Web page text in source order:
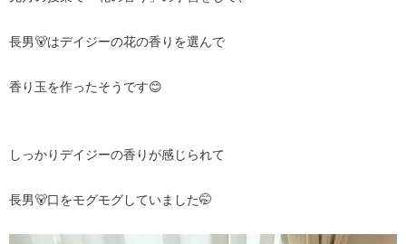
長男🐻はデイジーの花の香りを選んで
香り玉を作ったそうです😊
しっかりデイジーの香りが感じられて
長男🐻口をモグモグしていました🤭